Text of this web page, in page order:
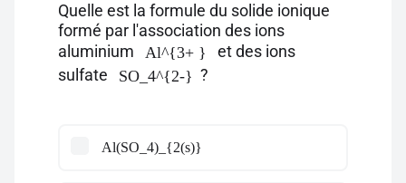
Quelle est la formule du solide ionique
formé par l'association des ions
aluminium
Al^{3+ }
et des ions
sulfate
SO_4^{2-} ?
Al(SO_4)_{2(s)}